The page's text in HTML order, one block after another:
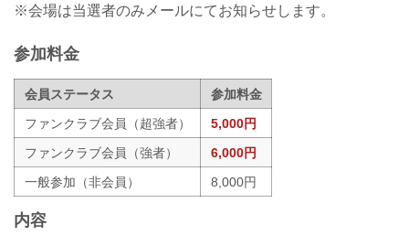
※会場は当選者のみメールにてお知らせします。
参加料金
会員ステータス
参加料金
ファンクラブ会員（超強者）
5,000円
ファンクラブ会員（強者）
6,000円
一般参加（非会員）
8,000円
内容